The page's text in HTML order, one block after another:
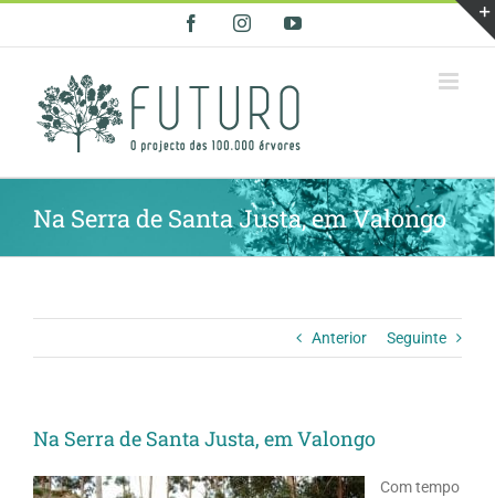
FacebookInstagramYouTube
Na Serra de Santa Justa, em Valongo
Anterior Seguinte
Na Serra de Santa Justa, em Valongo
Com tempo